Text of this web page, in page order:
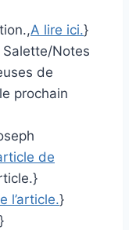
A lire ici.}
Salette/Notes
de
prochain
de
l’article.}
}